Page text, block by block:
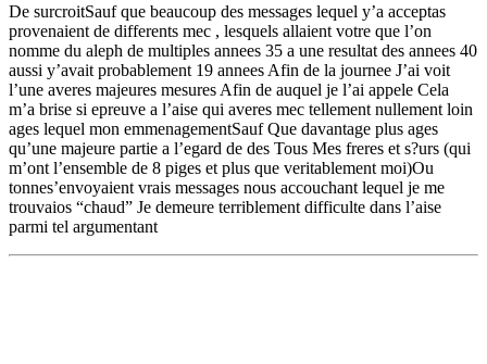
De surcroitSauf que beaucoup des messages lequel y’a acceptas
provenaient de differents mec , lesquels allaient votre que l’on
nomme du aleph de multiples annees 35 a une resultat des annees 40
aussi y’avait probablement 19 annees Afin de la journee J’ai voit
l’une averes majeures mesures Afin de auquel je l’ai appele Cela
m’a brise si epreuve a l’aise qui averes mec tellement nullement loin
ages lequel mon emmenagementSauf Que davantage plus ages
qu’une majeure partie a l’egard de des Tous Mes freres et s?urs (qui
m’ont l’ensemble de 8 piges et plus que veritablement moi)Ou
tonnes’envoyaient vrais messages nous accouchant lequel je me
trouvaios “chaud” Je demeure terriblement difficulte dans l’aise
parmi tel argumentant